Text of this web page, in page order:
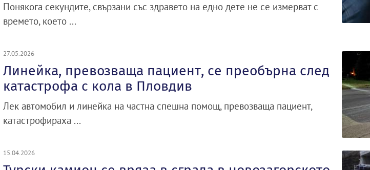
Понякога секундите, свързани със здравето на едно дете не се измерват с
времето, което ...
27.05.2026
Линейка, превозваща пациент, се преобърна след
катастрофа с кола в Пловдив
Лек автомобил и линейка на частна спешна помощ, превозваща пациент,
катастрофираха ...
15.04.2026